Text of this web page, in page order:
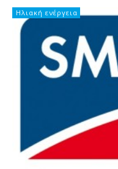
Ηλιακή ενέργεια